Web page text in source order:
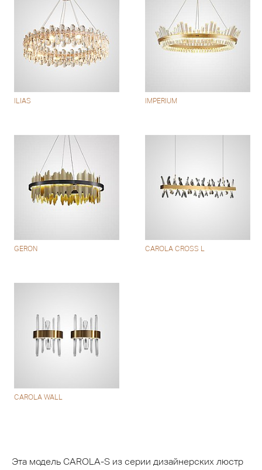
ILIAS IMPERIUM
GERON CAROLA CROSS L
CAROLA WALL
Эта модель CAROLA-S из серии дизайнерских люстр